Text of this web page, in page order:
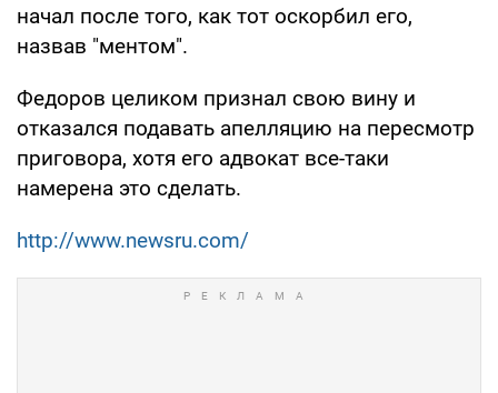
начал после того, как тот оскорбил его,
назвав "ментом".
Федоров целиком признал свою вину и
отказался подавать апелляцию на пересмотр
приговора, хотя его адвокат все-таки
намерена это сделать.
http://www.newsru.com/